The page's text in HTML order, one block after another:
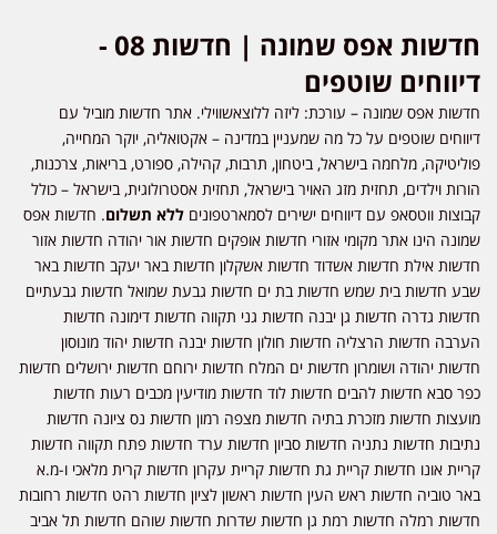
חדשות אפס שמונה | חדשות 08 -
דיווחים שוטפים
חדשות אפס שמונה – עורכת: ליזה ללוצאשווילי. אתר חדשות מוביל עם
דיווחים שוטפים על כל מה שמעניין במדינה – אקטואליה, יוקר המחייה,
פוליטיקה, מלחמה בישראל, ביטחון, תרבות, קהילה, ספורט, בריאות, צרכנות,
הורות וילדים, תחזית מזג האויר בישראל, תחזית אסטרולוגית, בישראל – כולל
קבוצות ווטסאפ עם דיווחים ישירים לסמארטפונים ללא תשלום. חדשות אפס
שמונה הינו אתר מקומי אזורי חדשות אופקים חדשות אור יהודה חדשות אזור
חדשות אילת חדשות אשדוד חדשות אשקלון חדשות באר יעקב חדשות באר
שבע חדשות בית שמש חדשות בת ים חדשות גבעת שמואל חדשות גבעתיים
חדשות גדרה חדשות גן יבנה חדשות גני תקווה חדשות דימונה חדשות
הערבה חדשות הרצליה חדשות חולון חדשות יבנה חדשות יהוד מונוסון
חדשות יהודה ושומרון חדשות ים המלח חדשות ירוחם חדשות ירושלים חדשות
כפר סבא חדשות להבים חדשות לוד חדשות מודיעין מכבים רעות חדשות
מועצות חדשות מזכרת בתיה חדשות מצפה רמון חדשות נס ציונה חדשות
נתיבות חדשות נתניה חדשות סביון חדשות ערד חדשות פתח תקווה חדשות
קריית אונו חדשות קריית גת חדשות קריית עקרון חדשות קרית מלאכי ו-מ.א
באר טוביה חדשות ראש העין חדשות ראשון לציון חדשות רהט חדשות רחובות
חדשות רמלה חדשות רמת גן חדשות שדרות חדשות שוהם חדשות תל אביב